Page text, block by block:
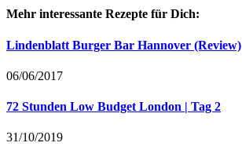
Mehr interessante Rezepte für Dich:
Lindenblatt Burger Bar Hannover (Review)
06/06/2017
72 Stunden Low Budget London | Tag 2
31/10/2019